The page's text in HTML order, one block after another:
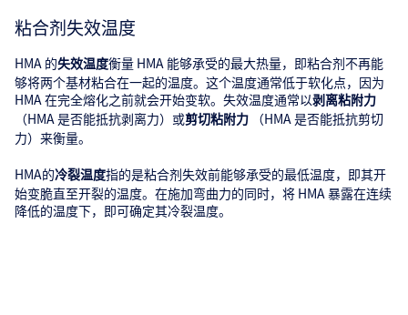
粘合剂失效温度
HMA 的失效温度衡量 HMA 能够承受的最大热量，即粘合剂不再能
够将两个基材粘合在一起的温度。这个温度通常低于软化点，因为
HMA 在完全熔化之前就会开始变软。失效温度通常以剥离粘附力
（HMA 是否能抵抗剥离力）或剪切粘附力
（HMA 是否能抵抗剪切
力）来衡量。
HMA的冷裂温度指的是粘合剂失效前能够承受的最低温度，即其开
始变脆直至开裂的温度。在施加弯曲力的同时，将 HMA 暴露在连续
降低的温度下，即可确定其冷裂温度。